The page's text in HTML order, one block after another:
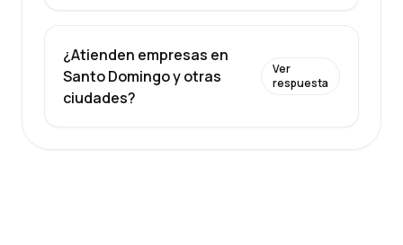
¿Atienden empresas en
Santo Domingo y otras
ciudades?
Ver
respuesta